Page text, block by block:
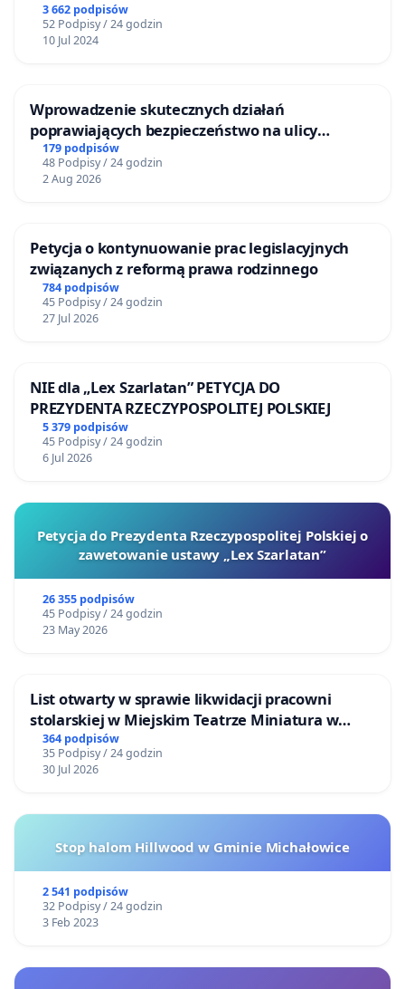
3 662 podpisów
52 Podpisy / 24 godzin
10 Jul 2024
Wprowadzenie skutecznych działań
poprawiających bezpieczeństwo na ulicy
Żeromskiego w Otwocku
179 podpisów
48 Podpisy / 24 godzin
2 Aug 2026
Petycja o kontynuowanie prac legislacyjnych
związanych z reformą prawa rodzinnego
784 podpisów
45 Podpisy / 24 godzin
27 Jul 2026
NIE dla „Lex Szarlatan” PETYCJA DO
PREZYDENTA RZECZYPOSPOLITEJ POLSKIEJ
5 379 podpisów
45 Podpisy / 24 godzin
6 Jul 2026
Petycja do Prezydenta Rzeczypospolitej Polskiej o
zawetowanie ustawy „Lex Szarlatan”
26 355 podpisów
45 Podpisy / 24 godzin
23 May 2026
List otwarty w sprawie likwidacji pracowni
stolarskiej w Miejskim Teatrze Miniatura w
Gdańsku
364 podpisów
35 Podpisy / 24 godzin
30 Jul 2026
Stop halom Hillwood w Gminie Michałowice
2 541 podpisów
32 Podpisy / 24 godzin
3 Feb 2023